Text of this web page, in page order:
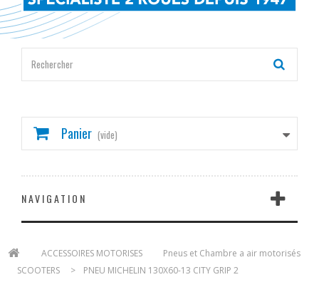
Panier (vide)
NAVIGATION
ACCESSOIRES MOTORISES
Pneus et Chambre a air motorisés
SCOOTERS > PNEU MICHELIN 130X60-13 CITY GRIP 2